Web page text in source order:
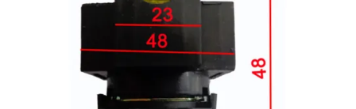
PRIVACYBELEID